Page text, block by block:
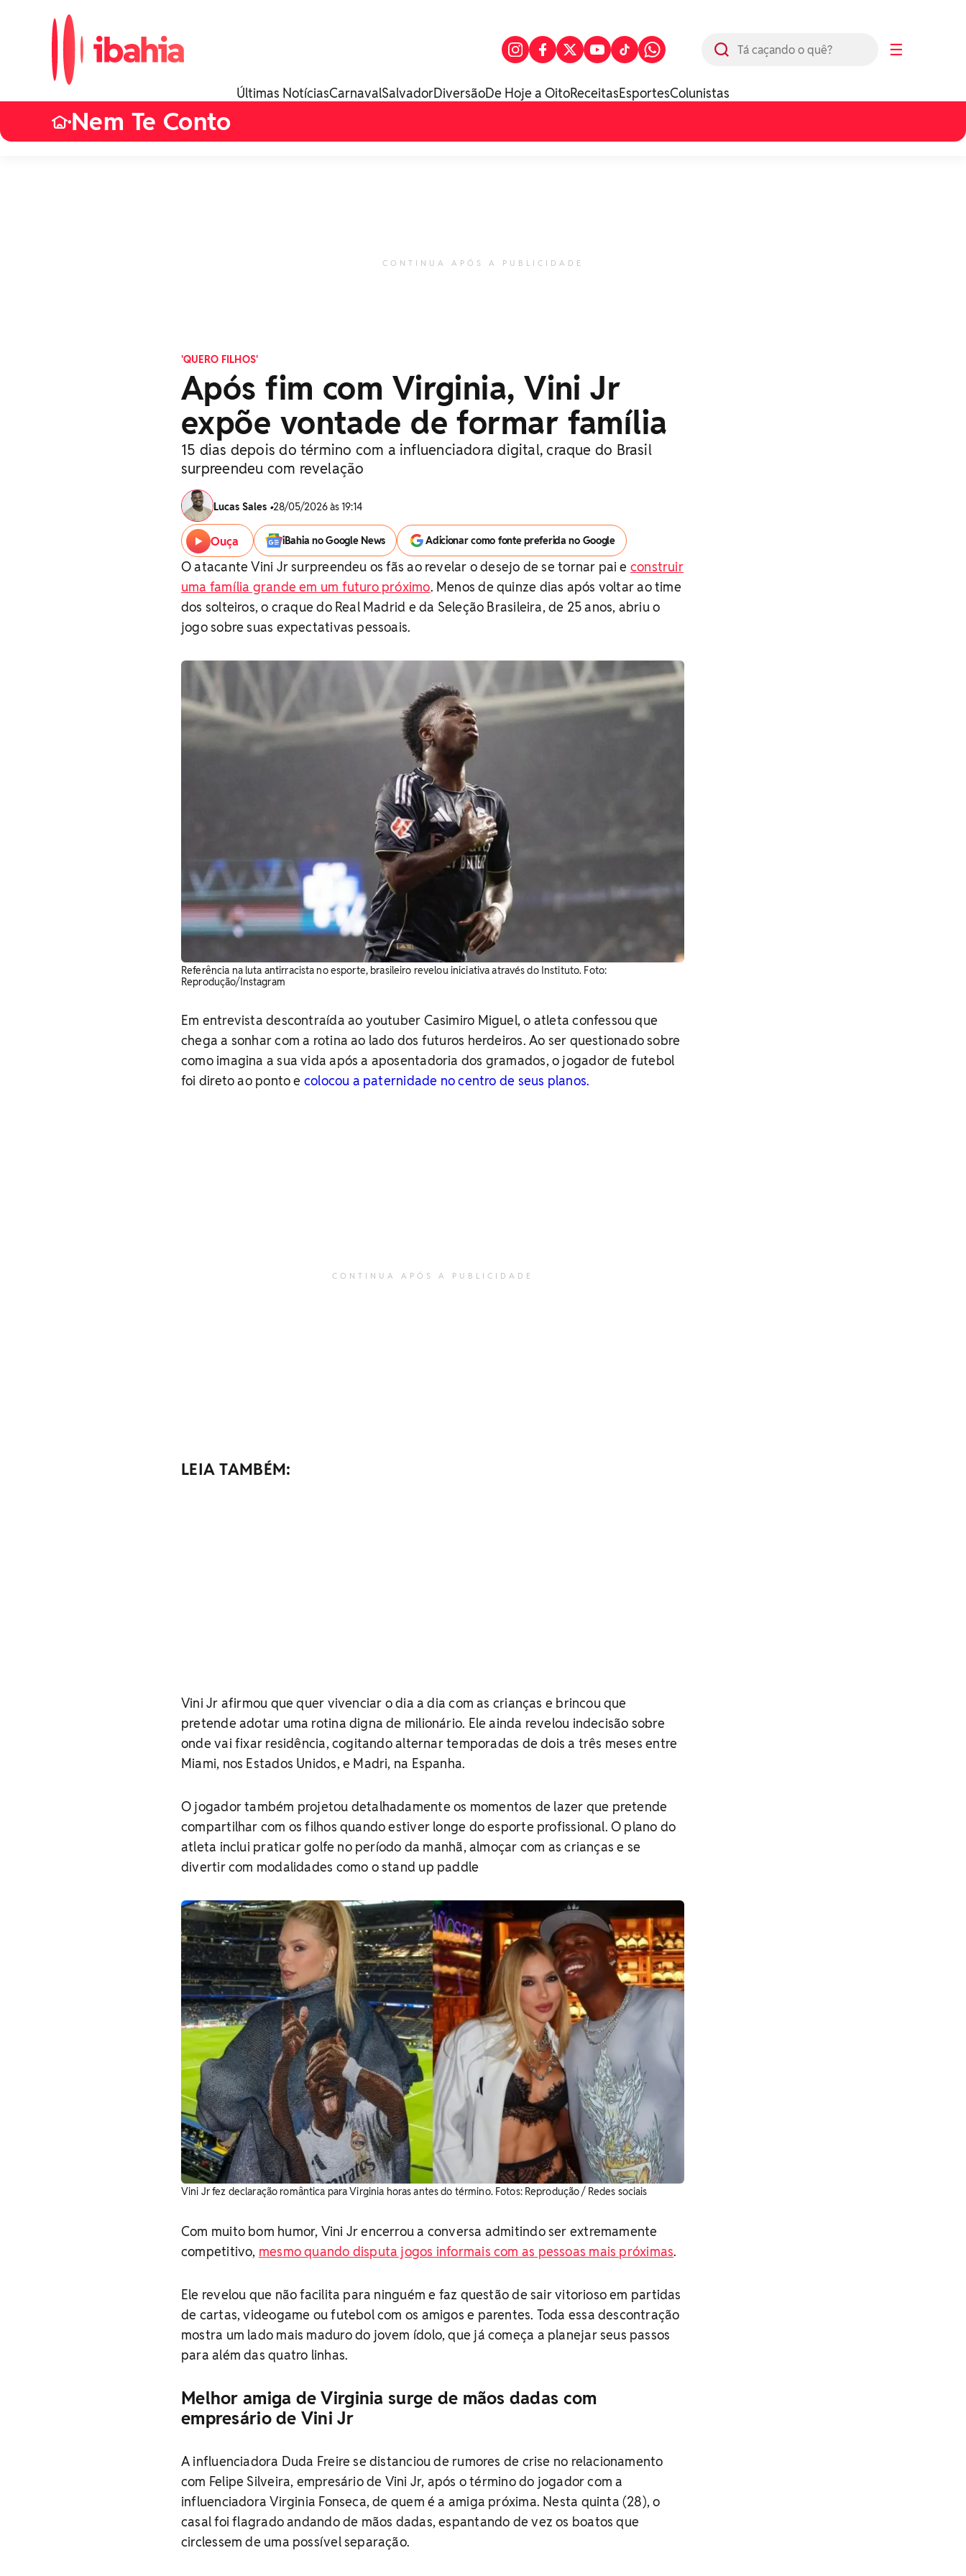
☰
Últimas NotíciasCarnavalSalvadorDiversãoDe Hoje a OitoReceitasEsportesColunistas
•Nem Te Conto
CONTINUA APÓS A PUBLICIDADE
'QUERO FILHOS'
Após fim com Virginia, Vini Jr
expõe vontade de formar família
15 dias depois do término com a influenciadora digital, craque do Brasil
surpreendeu com revelação
Lucas Sales •28/05/2026 às 19:14
Ouça iBahia no Google News Adicionar como fonte preferida no Google
O atacante Vini Jr surpreendeu os fãs ao revelar o desejo de se tornar pai e construir
uma família grande em um futuro próximo. Menos de quinze dias após voltar ao time
dos solteiros, o craque do Real Madrid e da Seleção Brasileira, de 25 anos, abriu o
jogo sobre suas expectativas pessoais.
Referência na luta antirracista no esporte, brasileiro revelou iniciativa através do Instituto. ​Foto:
Reprodução/Instagram
Em entrevista descontraída ao youtuber Casimiro Miguel, o atleta confessou que
chega a sonhar com a rotina ao lado dos futuros herdeiros. Ao ser questionado sobre
como imagina a sua vida após a aposentadoria dos gramados, o jogador de futebol
foi direto ao ponto e colocou a paternidade no centro de seus planos.
CONTINUA APÓS A PUBLICIDADE
LEIA TAMBÉM:
Vini Jr afirmou que quer vivenciar o dia a dia com as crianças e brincou que
pretende adotar uma rotina digna de milionário. Ele ainda revelou indecisão sobre
onde vai fixar residência, cogitando alternar temporadas de dois a três meses entre
Miami, nos Estados Unidos, e Madri, na Espanha.
O jogador também projetou detalhadamente os momentos de lazer que pretende
compartilhar com os filhos quando estiver longe do esporte profissional. O plano do
atleta inclui praticar golfe no período da manhã, almoçar com as crianças e se
divertir com modalidades como o stand up paddle
Vini Jr fez declaração romântica para Virginia horas antes do término. ​Fotos: Reprodução / Redes sociais
Com muito bom humor, Vini Jr encerrou a conversa admitindo ser extremamente
competitivo, mesmo quando disputa jogos informais com as pessoas mais próximas.
Ele revelou que não facilita para ninguém e faz questão de sair vitorioso em partidas
de cartas, videogame ou futebol com os amigos e parentes. Toda essa descontração
mostra um lado mais maduro do jovem ídolo, que já começa a planejar seus passos
para além das quatro linhas.
Melhor amiga de Virginia surge de mãos dadas com
empresário de Vini Jr
A influenciadora Duda Freire se distanciou de rumores de crise no relacionamento
com Felipe Silveira, empresário de Vini Jr, após o término do jogador com a
influenciadora Virginia Fonseca, de quem é a amiga próxima. Nesta quinta (28), o
casal foi flagrado andando de mãos dadas, espantando de vez os boatos que
circlessem de uma possível separação.